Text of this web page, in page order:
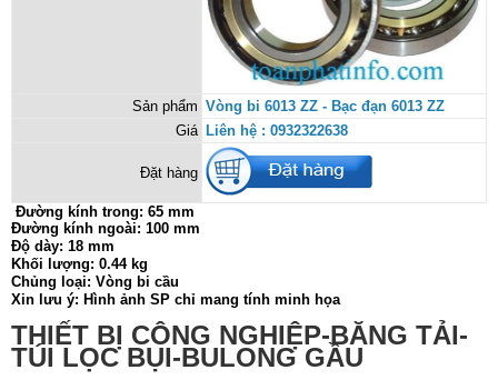
Sản phẩm Vòng bi 6013 ZZ - Bạc đạn 6013 ZZ
Giá Liên hệ : 0932322638
Đặt hàng
Đường kính trong: 65 mm
Đường kính ngoài: 100 mm
Độ dày: 18 mm
Khối lượng: 0.44 kg
Chủng loại: Vòng bi cầu
Xin lưu ý: Hình ảnh SP chỉ mang tính minh họa
THIẾT BỊ CÔNG NGHIỆP-BĂNG TẢI-
TÚI LỌC BỤI-BULONG GẦU